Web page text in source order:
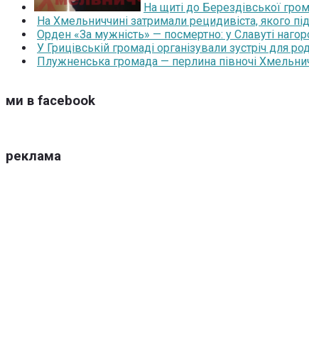
На щиті до Берездівської
На Хмельниччині затримали рецидивіста, якого
Орден «За мужність» — посмертно: у Славуті
У Грицівській громаді організували зустріч для
Плужненська громада — перлина півночі
ми в facebook
реклама